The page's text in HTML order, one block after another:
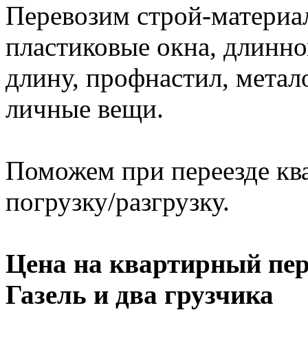
Перевозим строй-
пластиковые окна,
длину, профнастил,
личные вещи.
Поможем при переезде
погрузку/разгрузку.
Цена на квартирный
Газель и два грузчика